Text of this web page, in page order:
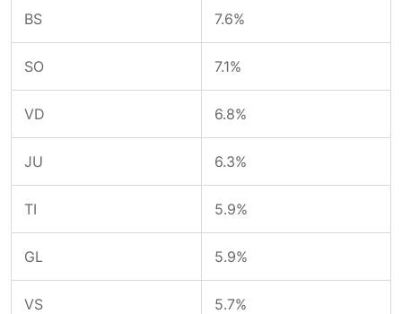
BS 7.6%
SO 7.1%
VD 6.8%
JU 6.3%
TI 5.9%
GL 5.9%
VS 5.7%